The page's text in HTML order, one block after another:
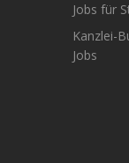
Jobs für
Kanzlei-
Jobs